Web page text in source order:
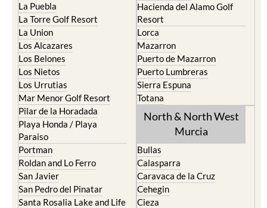
La Puebla
La Torre Golf Resort
La Union
Los Alcazares
Los Belones
Los Nietos
Los Urrutias
Mar Menor Golf Resort
Pilar de la Horadada
Playa Honda / Playa
Paraiso
Portman
Roldan and Lo Ferro
San Javier
San Pedro del Pinatar
Santa Rosalia Lake and Life
Hacienda del Alamo Golf
Resort
Lorca
Mazarron
Puerto de Mazarron
Puerto Lumbreras
Sierra Espuna
Totana
North & North West
Murcia
Bullas
Calasparra
Caravaca de la Cruz
Cehegin
Cieza